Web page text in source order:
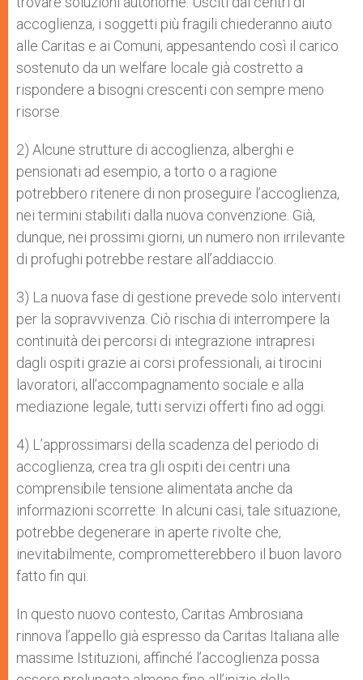
accoglienza, i soggetti più fragili chiederanno aiuto
alle Caritas e ai Comuni, appesantendo così il carico
sostenuto da un welfare locale già costretto a
rispondere a bisogni crescenti con sempre meno
risorse.
2) Alcune strutture di accoglienza, alberghi e
pensionati ad esempio, a torto o a ragione
potrebbero ritenere di non proseguire l’accoglienza,
nei termini stabiliti dalla nuova convenzione. Già,
dunque, nei prossimi giorni, un numero non irrilevante
di profughi potrebbe restare all’addiaccio.
3) La nuova fase di gestione prevede solo interventi
per la sopravvivenza. Ciò rischia di interrompere la
continuità dei percorsi di integrazione intrapresi
dagli ospiti grazie ai corsi professionali, ai tirocini
lavoratori, all’accompagnamento sociale e alla
mediazione legale, tutti servizi offerti fino ad oggi.
4) L’approssimarsi della scadenza del periodo di
accoglienza, crea tra gli ospiti dei centri una
comprensibile tensione alimentata anche da
informazioni scorrette. In alcuni casi, tale situazione,
potrebbe degenerare in aperte rivolte che,
inevitabilmente, comprometterebbero il buon lavoro
fatto fin qui.
In questo nuovo contesto, Caritas Ambrosiana
rinnova l’appello già espresso da Caritas Italiana alle
massime Istituzioni, affinché l’accoglienza possa